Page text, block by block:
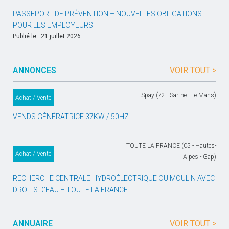
PASSEPORT DE PRÉVENTION – NOUVELLES OBLIGATIONS
POUR LES EMPLOYEURS
Publié le : 21 juillet 2026
ANNONCES VOIR TOUT >
Achat / Vente Spay (72 - Sarthe - Le Mans)
VENDS GÉNÉRATRICE 37KW / 50HZ
Achat / Vente
TOUTE LA FRANCE (05 - Hautes-
Alpes - Gap)
RECHERCHE CENTRALE HYDROÉLECTRIQUE OU MOULIN AVEC
DROITS D’EAU – TOUTE LA FRANCE
ANNUAIRE VOIR TOUT >